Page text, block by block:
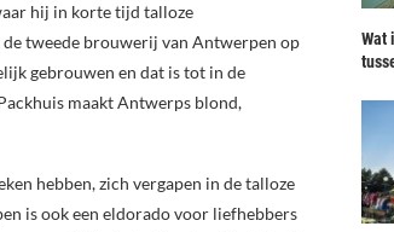
hij in korte tijd talloze
tweede brouwerij van Antwerpen op
gebrouwen en dat is tot in de
maakt Antwerps blond,
hebben, zich vergapen in de talloze
is ook een eldorado voor liefhebbers
Wat